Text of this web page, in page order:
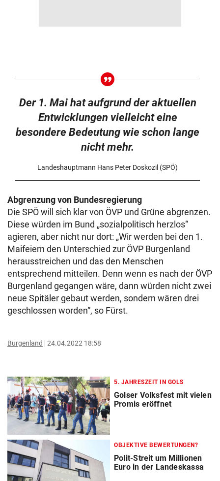
Der 1. Mai hat aufgrund der aktuellen
Entwicklungen vielleicht eine
besondere Bedeutung wie schon lange
nicht mehr.
Landeshauptmann Hans Peter Doskozil (SPÖ)
Abgrenzung von Bundesregierung
Die SPÖ will sich klar von ÖVP und Grüne abgrenzen.
Diese würden im Bund „sozialpolitisch herzlos“
agieren, aber nicht nur dort: „Wir werden bei den 1.
Maifeiern den Unterschied zur ÖVP Burgenland
herausstreichen und das den Menschen
entsprechend mitteilen. Denn wenn es nach der ÖVP
Burgenland gegangen wäre, dann würden nicht zwei
neue Spitäler gebaut werden, sondern wären drei
geschlossen worden“, so Fürst.
Burgenland 24.04.2022 18:58
5. JAHRESZEIT IN GOLS
Golser Volksfest mit vielen
Promis eröffnet
OBJEKTIVE BEWERTUNGEN?
Polit-Streit um Millionen
Euro in der Landeskassa